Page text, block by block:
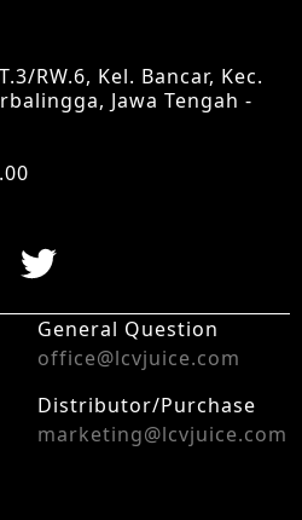
RW.6, Kel. Bancar, Kec.
Jawa Tengah -
General Question
office@lcvjuice.com
Distributor/Purchase
marketing@lcvjuice.com